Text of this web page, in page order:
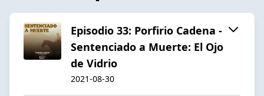
Episodio 33: Porfirio Cadena -
Sentenciado a Muerte: El Ojo
de Vidrio
2021-08-30